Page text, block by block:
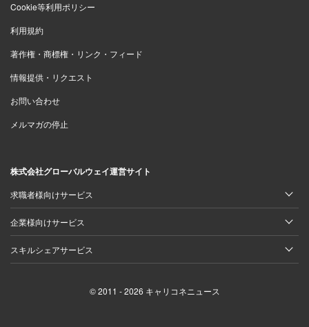
Cookie等利用ポリシー
利用規約
著作権・商標権・リンク・フィード
情報提供・リクエスト
お問い合わせ
メルマガの停止
株式会社グローバルウェイ運営サイト
求職者様向けサービス
企業様向けサービス
スキルシェアサービス
© 2011 - 2026 キャリコネニュース